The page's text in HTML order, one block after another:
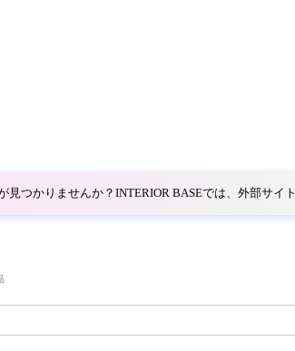
見つかりませんか？INTERIOR BASEでは、外部サイ